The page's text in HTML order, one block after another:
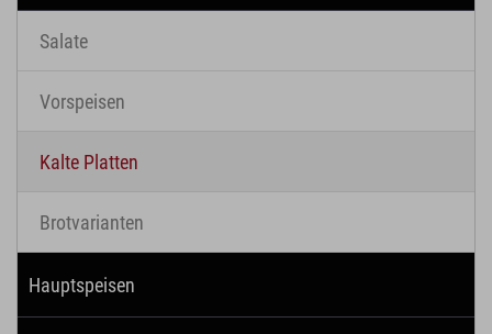
Salate
Vorspeisen
Kalte Platten
Brotvarianten
Hauptspeisen